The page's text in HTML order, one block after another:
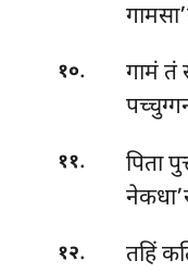
१०.
गामं तं
११.
पिता
१२.
तहिं